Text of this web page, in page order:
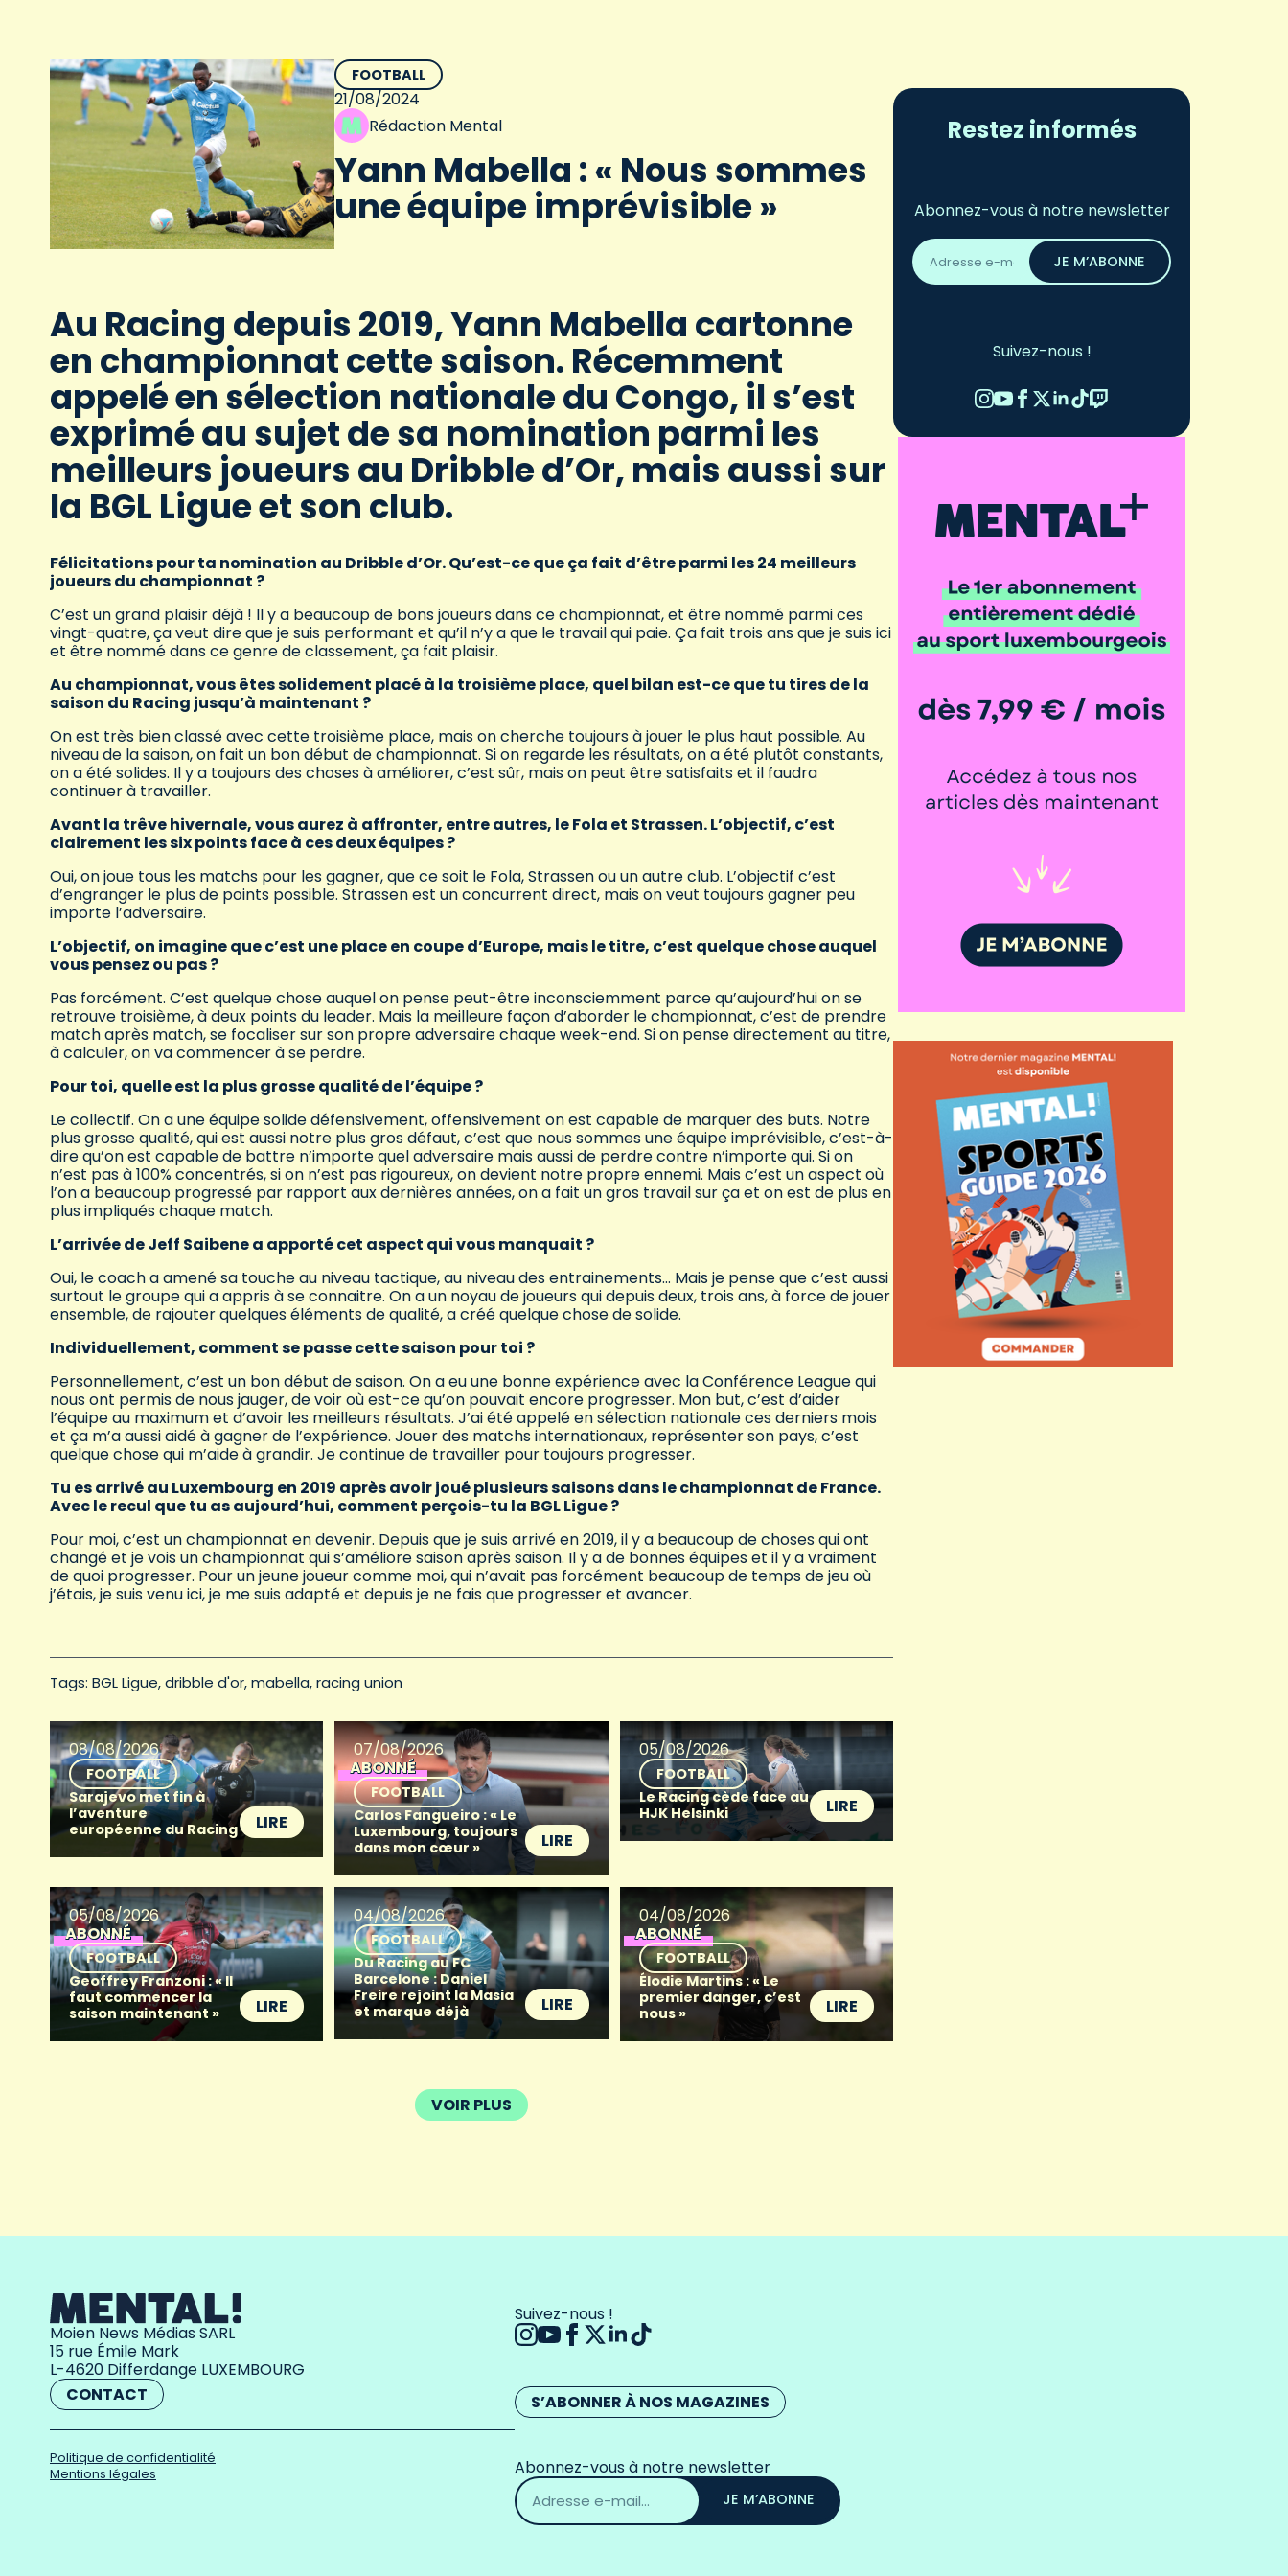
FOOTBALL
21/08/2024
Rédaction Mental
Yann Mabella : « Nous sommes
une équipe imprévisible »
Au Racing depuis 2019, Yann Mabella cartonne
en championnat cette saison. Récemment
appelé en sélection nationale du Congo, il s’est
exprimé au sujet de sa nomination parmi les
meilleurs joueurs au Dribble d’Or, mais aussi sur
la BGL Ligue et son club.
Félicitations pour ta nomination au Dribble d’Or. Qu’est-ce que ça fait d’être parmi les 24 meilleurs
joueurs du championnat ?
C’est un grand plaisir déjà ! Il y a beaucoup de bons joueurs dans ce championnat, et être nommé parmi ces
vingt-quatre, ça veut dire que je suis performant et qu’il n’y a que le travail qui paie. Ça fait trois ans que je suis ici
et être nommé dans ce genre de classement, ça fait plaisir.
Au championnat, vous êtes solidement placé à la troisième place, quel bilan est-ce que tu tires de la
saison du Racing jusqu’à maintenant ?
On est très bien classé avec cette troisième place, mais on cherche toujours à jouer le plus haut possible. Au
niveau de la saison, on fait un bon début de championnat. Si on regarde les résultats, on a été plutôt constants,
on a été solides. Il y a toujours des choses à améliorer, c’est sûr, mais on peut être satisfaits et il faudra
continuer à travailler.
Avant la trêve hivernale, vous aurez à affronter, entre autres, le Fola et Strassen. L’objectif, c’est
clairement les six points face à ces deux équipes ?
Oui, on joue tous les matchs pour les gagner, que ce soit le Fola, Strassen ou un autre club. L’objectif c’est
d’engranger le plus de points possible. Strassen est un concurrent direct, mais on veut toujours gagner peu
importe l’adversaire.
L’objectif, on imagine que c’est une place en coupe d’Europe, mais le titre, c’est quelque chose auquel
vous pensez ou pas ?
Pas forcément. C’est quelque chose auquel on pense peut-être inconsciemment parce qu’aujourd’hui on se
retrouve troisième, à deux points du leader. Mais la meilleure façon d’aborder le championnat, c’est de prendre
match après match, se focaliser sur son propre adversaire chaque week-end. Si on pense directement au titre,
à calculer, on va commencer à se perdre.
Pour toi, quelle est la plus grosse qualité de l’équipe ?
Le collectif. On a une équipe solide défensivement, offensivement on est capable de marquer des buts. Notre
plus grosse qualité, qui est aussi notre plus gros défaut, c’est que nous sommes une équipe imprévisible, c’est-à-
dire qu’on est capable de battre n’importe quel adversaire mais aussi de perdre contre n’importe qui. Si on
n’est pas à 100% concentrés, si on n’est pas rigoureux, on devient notre propre ennemi. Mais c’est un aspect où
l’on a beaucoup progressé par rapport aux dernières années, on a fait un gros travail sur ça et on est de plus en
plus impliqués chaque match.
L’arrivée de Jeff Saibene a apporté cet aspect qui vous manquait ?
Oui, le coach a amené sa touche au niveau tactique, au niveau des entrainements… Mais je pense que c’est aussi
surtout le groupe qui a appris à se connaitre. On a un noyau de joueurs qui depuis deux, trois ans, à force de jouer
ensemble, de rajouter quelques éléments de qualité, a créé quelque chose de solide.
Individuellement, comment se passe cette saison pour toi ?
Personnellement, c’est un bon début de saison. On a eu une bonne expérience avec la Conférence League qui
nous ont permis de nous jauger, de voir où est-ce qu’on pouvait encore progresser. Mon but, c’est d’aider
l’équipe au maximum et d’avoir les meilleurs résultats. J’ai été appelé en sélection nationale ces derniers mois
et ça m’a aussi aidé à gagner de l’expérience. Jouer des matchs internationaux, représenter son pays, c’est
quelque chose qui m’aide à grandir. Je continue de travailler pour toujours progresser.
Tu es arrivé au Luxembourg en 2019 après avoir joué plusieurs saisons dans le championnat de France.
Avec le recul que tu as aujourd’hui, comment perçois-tu la BGL Ligue ?
Pour moi, c’est un championnat en devenir. Depuis que je suis arrivé en 2019, il y a beaucoup de choses qui ont
changé et je vois un championnat qui s’améliore saison après saison. Il y a de bonnes équipes et il y a vraiment
de quoi progresser. Pour un jeune joueur comme moi, qui n’avait pas forcément beaucoup de temps de jeu où
j’étais, je suis venu ici, je me suis adapté et depuis je ne fais que progresser et avancer.
Tags: BGL Ligue dribble d'or mabella racing union
08/08/2026
FOOTBALL
Sarajevo met fin à
l’aventure
européenne du Racing
LIRE
07/08/2026
ABONNÉ
FOOTBALL
Carlos Fangueiro : « Le
Luxembourg, toujours
dans mon cœur »
LIRE
05/08/2026
FOOTBALL
Le Racing cède face au
HJK Helsinki
LIRE
05/08/2026
ABONNÉ
FOOTBALL
Geoffrey Franzoni : « Il
faut commencer la
saison maintenant »
LIRE
04/08/2026
FOOTBALL
Du Racing au FC
Barcelone : Daniel
Freire rejoint la Masia
et marque déjà
LIRE
04/08/2026
ABONNÉ
FOOTBALL
Élodie Martins : « Le
premier danger, c’est
nous »
LIRE
VOIR PLUS
Restez informés
Abonnez-vous à notre newsletter
Adresse
email
*
JE M’ABONNE
Suivez-nous !
Moien News Médias SARL
15 rue Émile Mark
L-4620 Differdange LUXEMBOURG
CONTACT
Politique de confidentialité
Mentions légales
Suivez-nous !
S’ABONNER À NOS MAGAZINES
Abonnez-vous à notre newsletter
Adresse
email
*
JE M’ABONNE